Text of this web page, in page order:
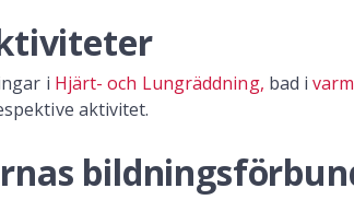
i Hjärt- och Lungräddning, bad i
aktivitet.